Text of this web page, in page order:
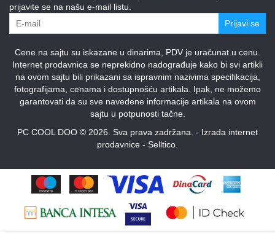
prijavite se na našu e-mail listu.
Prijavi se
Cene na sajtu su iskazane u dinarima, PDV je uračunat u cenu.
Internet prodavnica se neprekidno nadograđuje kako bi svi artikli
na ovom sajtu bili prikazani sa ispravnim nazivima specifikacija,
fotografijama, cenama i dostupnošću artikala. Ipak, ne možemo
garantovati da su sve navedene informacije artikala na ovom
sajtu u potpunosti tačne.
PC COOL DOO © 2026. Sva prava zadržana. - Izrada internet
prodavnice - Selltico.